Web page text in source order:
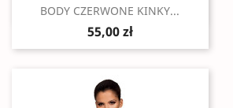
 Szybki podgląd
BODY CZERWONE KINKY...
55,00 zł